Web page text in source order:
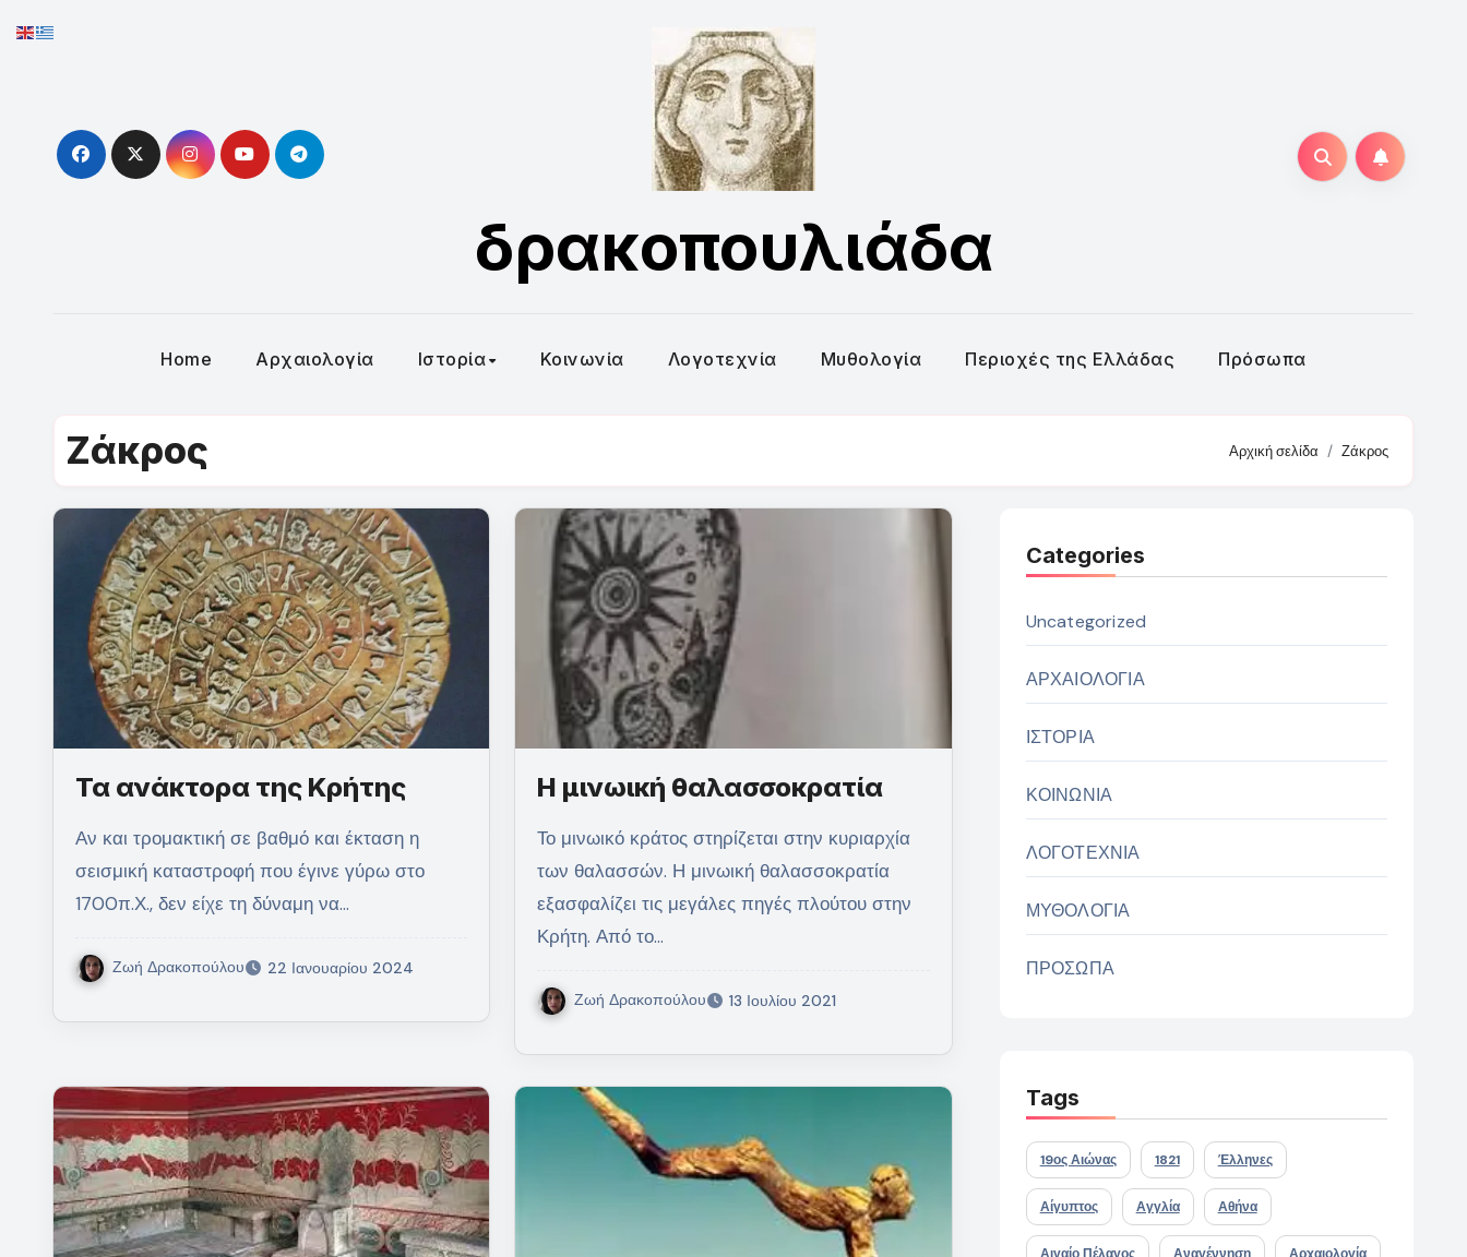
to
δρακοπουλιάδα
Home Αρχαιολογία Ιστορία Κοινωνία Λογοτεχνία Μυθολογία Περιοχές της Ελλάδας Πρόσωπα
Ζάκρος Αρχική σελίδα Ζάκρος
Τα ανάκτορα της Κρήτης
Αν και τρομακτική σε βαθμό και έκταση η
σεισμική καταστροφή που έγινε γύρω στο
1700π.Χ., δεν είχε τη δύναμη να…
Ζωή Δρακοπούλου 22 Ιανουαρίου 2024
Η μινωική θαλασσοκρατία
Το μινωικό κράτος στηρίζεται στην κυριαρχία
των θαλασσών. Η μινωική θαλασσοκρατία
εξασφαλίζει τις μεγάλες πηγές πλούτου στην
Κρήτη. Από το…
Ζωή Δρακοπούλου 13 Ιουλίου 2021
Categories
Uncategorized
ΑΡΧΑΙΟΛΟΓΙΑ
ΙΣΤΟΡΙΑ
ΚΟΙΝΩΝΙΑ
ΛΟΓΟΤΕΧΝΙΑ
ΜΥΘΟΛΟΓΙΑ
ΠΡΟΣΩΠΑ
Tags
19ος Αιώνας 1821 Έλληνες
Αίγυπτος Αγγλία Αθήνα